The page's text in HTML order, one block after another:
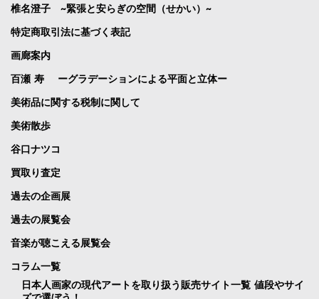
椎名澄子 ~緊張と安らぎの空間（せかい）~
特定商取引法に基づく表記
画廊案内
百瀬 寿 ーグラデーションによる平面と立体ー
美術品に関する税制に関して
美術散歩
谷口ナツコ
買取り査定
過去の企画展
過去の展覧会
音楽が聴こえる展覧会
コラム一覧
日本人画家の現代アートを取り扱う販売サイト一覧 値段やサイ